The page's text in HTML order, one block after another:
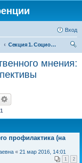
Вход
Секция 1. Социология общественного мнения: актуальные проблемы и перспективы развития
ск
мнения:
1
профилактика (на
« 21 мар 2016, 14:01
1 2